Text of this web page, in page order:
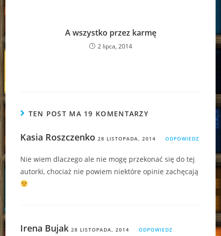
A wszystko przez karmę
2 lipca, 2014
TEN POST MA 19 KOMENTARZY
Kasia Roszczenko 28 LISTOPADA, 2014 ODPOWIEDZ
Nie wiem dlaczego ale nie mogę przekonać się do tej
autorki, chociaż nie powiem niektóre opinie zachęcają
Irena Bujak 28 LISTOPADA, 2014 ODPOWIEDZ